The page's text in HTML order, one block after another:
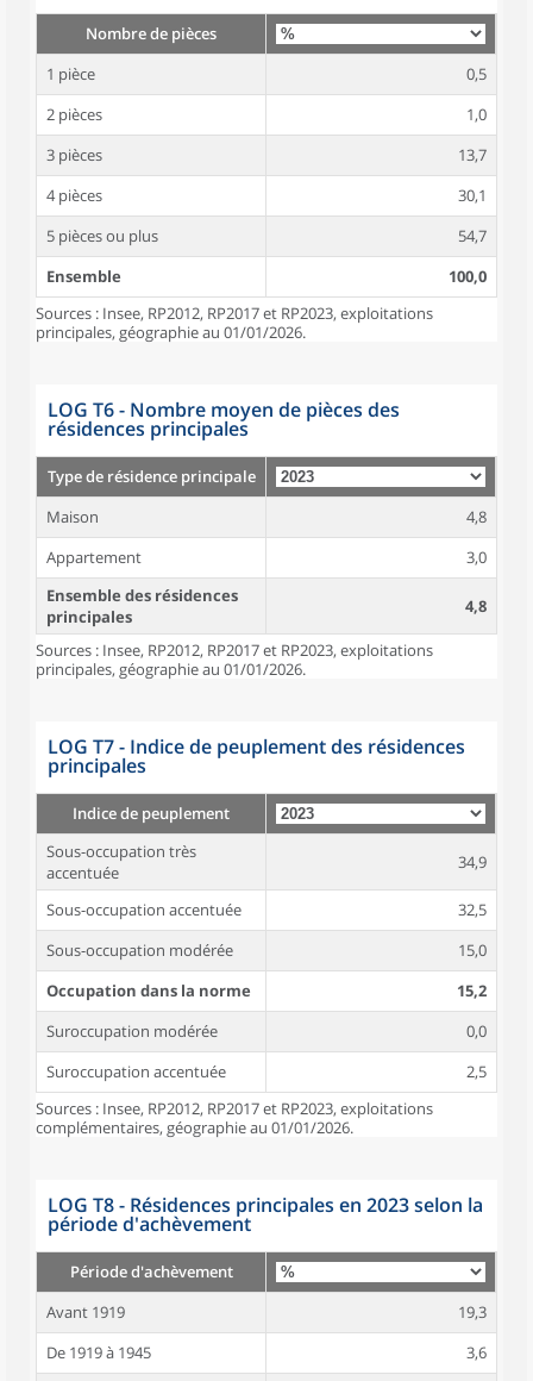
Nombre de pièces
1 pièce
0,5
2 pièces
1,0
3 pièces
13,7
4 pièces
30,1
5 pièces ou plus
54,7
Ensemble
100,0
Sources : Insee, RP2012, RP2017 et RP2023, exploitations
principales, géographie au 01/01/2026.
LOG T6 - Nombre moyen de pièces des
résidences principales
Type de résidence principale
Maison
4,8
Appartement
3,0
Ensemble des résidences
principales
4,8
Sources : Insee, RP2012, RP2017 et RP2023, exploitations
principales, géographie au 01/01/2026.
LOG T7 - Indice de peuplement des résidences
principales
Indice de peuplement
Sous-occupation très
accentuée
34,9
Sous-occupation accentuée
32,5
Sous-occupation modérée
15,0
Occupation dans la norme
15,2
Suroccupation modérée
0,0
Suroccupation accentuée
2,5
Sources : Insee, RP2012, RP2017 et RP2023, exploitations
complémentaires, géographie au 01/01/2026.
LOG T8 - Résidences principales en 2023 selon la
période d'achèvement
Période d'achèvement
Avant 1919
19,3
De 1919 à 1945
3,6